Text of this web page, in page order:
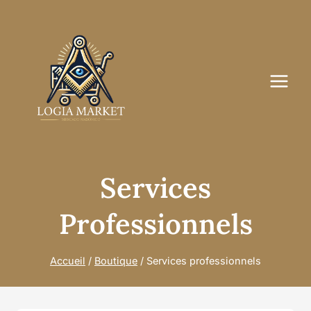
Services
Professionnels
Accueil / Boutique / Services professionnels